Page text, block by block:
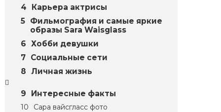
Карьера актрисы
Фильмография и самые яркие
образы Sara Waisglass
Хобби девушки
Социальные сети
Личная жизнь
Интересные факты
Сара вайсгласс фото